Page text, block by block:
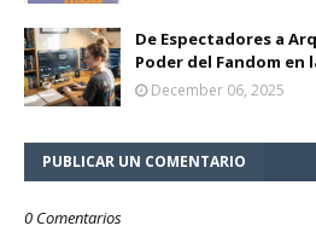
De Espectadores a
Poder del Fandom en
December 06, 2025
PUBLICAR UN COMENTARIO
0 Comentarios